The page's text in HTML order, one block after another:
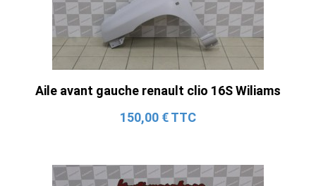
Aile avant gauche renault clio 16S Wiliams
150,00 € TTC